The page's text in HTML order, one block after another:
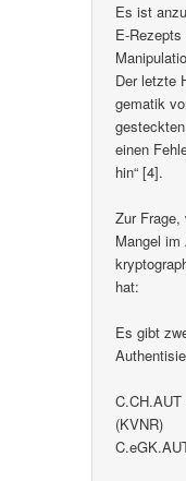
Es ist
E-
Der letzte
gematik
einen
hin“ [4].
Zur
Mangel
hat:
Es gibt
(KVNR)